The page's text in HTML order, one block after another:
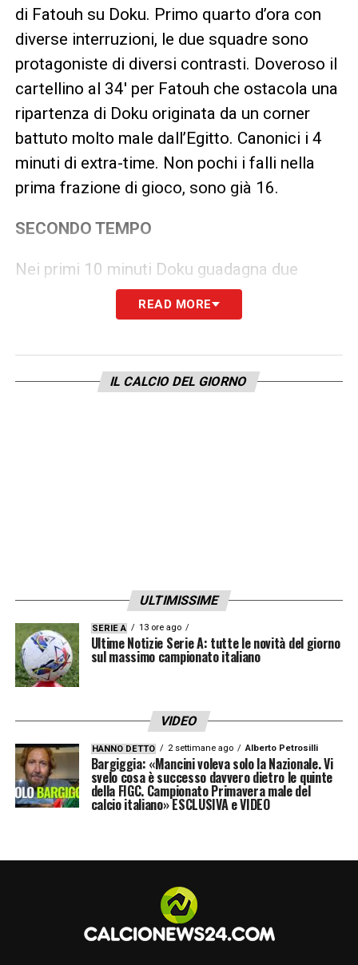
di Fatouh su Doku. Primo quarto d’ora con
diverse interruzioni, le due squadre sono
protagoniste di diversi contrasti. Doveroso il
cartellino al 34′ per Fatouh che ostacola una
ripartenza di Doku originata da un corner
battuto molto male dall’Egitto. Canonici i 4
minuti di extra-time. Non pochi i falli nella
prima frazione di gioco, sono già 16.
SECONDO TEMPO
Nei primi 10 minuti Doku guadagna due
punizioni in zona centrale. Al 60′ lo stesso
Doku si lascia andare in area di rigore,
Cartellino per il neo-entrato De Cuyper
perde palla sull’attacco di Ziko e lo atterra
peraltro sarebbe stato fuori area. I minuti di
recupero sono 5. Gara con non pochi falli,
30, equamente spartiti tra le due formazioni,
esattamente come i cartellini (2 a testa)
🎧
ASCOLTA LE NOSTRE NOTIZIE!
Non hai tempo di leggere? Scopri la
LA PLAYLIST DELLE NOSTRE TOP NEWS
READ MORE
IL CALCIO DEL GIORNO
ULTIMISSIME
SERIE A 13 ore ago
Ultime Notizie Serie A: tutte le novità del giorno
sul massimo campionato italiano
VIDEO
HANNO DETTO 2 settimane ago Alberto Petrosilli
Bargiggia: «Mancini voleva solo la Nazionale. Vi
svelo cosa è successo davvero dietro le quinte
della FIGC. Campionato Primavera male del
calcio italiano» ESCLUSIVA e VIDEO